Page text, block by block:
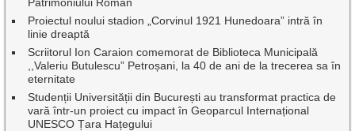
Proiectul noului stadion „Corvinul 1921 Hunedoara” intră în
linie dreaptă
Scriitorul Ion Caraion comemorat de Biblioteca Municipală
,,Valeriu Butulescu” Petroșani, la 40 de ani de la trecerea sa în
eternitate
Studenții Universității din București au transformat practica de
vară într-un proiect cu impact în Geoparcul Internațional
UNESCO Țara Hațegului